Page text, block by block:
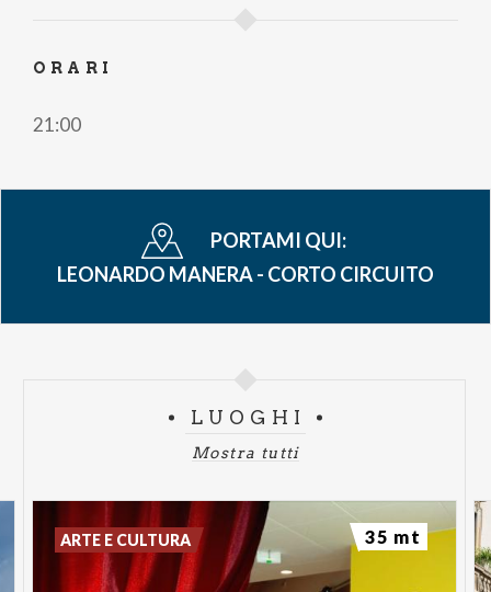
chiarezza, confrontandosi con la voce di un dio laico
tentazione. Quale sarà la scelta finale?
Galleria Numerata
€ 25,00Platea Numerata
30,00
ORARI
21:00
PORTAMI QUI:
LEONARDO MANERA - CORTO CIRCUITO
LUOGHI
Mostra tutti
ARTE E CULTURA 35 mt